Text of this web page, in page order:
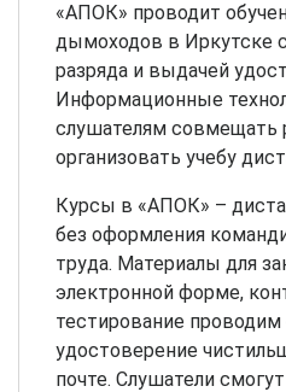
«АПОК» проводит
дымоходов в Иркутске
разряда и выдачей
Информационные
слушателям совмещать
организовать учебу
Курсы в «АПОК» –
без оформления
труда. Материалы для
электронной форме,
тестирование проводим
удостоверение
почте. Слушатели